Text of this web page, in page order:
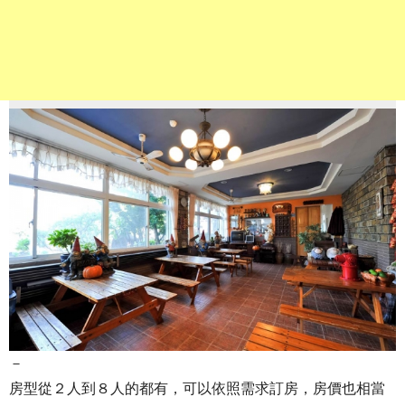
－
房型從２人到８人的都有，可以依照需求訂房，房價也相當